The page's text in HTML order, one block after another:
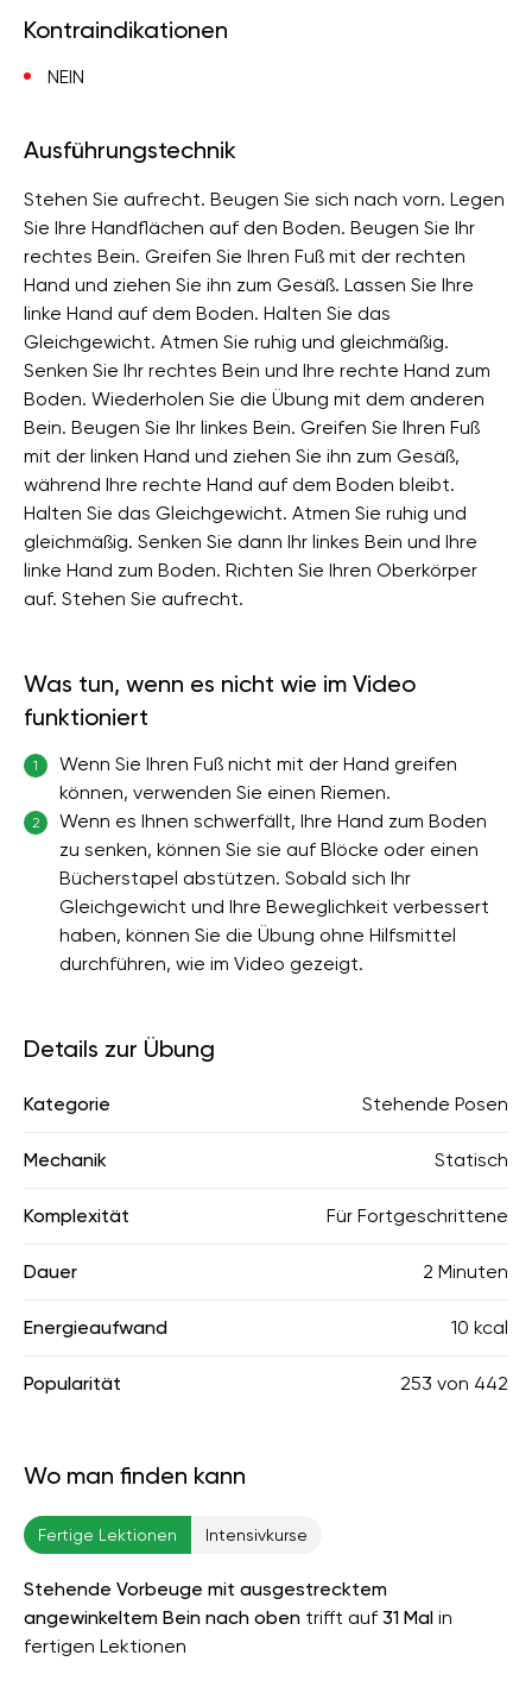
Kontraindikationen
NEIN
Ausführungstechnik
Stehen Sie aufrecht. Beugen Sie sich nach vorn. Legen
Sie Ihre Handflächen auf den Boden. Beugen Sie Ihr
rechtes Bein. Greifen Sie Ihren Fuß mit der rechten
Hand und ziehen Sie ihn zum Gesäß. Lassen Sie Ihre
linke Hand auf dem Boden. Halten Sie das
Gleichgewicht. Atmen Sie ruhig und gleichmäßig.
Senken Sie Ihr rechtes Bein und Ihre rechte Hand zum
Boden. Wiederholen Sie die Übung mit dem anderen
Bein. Beugen Sie Ihr linkes Bein. Greifen Sie Ihren Fuß
mit der linken Hand und ziehen Sie ihn zum Gesäß,
während Ihre rechte Hand auf dem Boden bleibt.
Halten Sie das Gleichgewicht. Atmen Sie ruhig und
gleichmäßig. Senken Sie dann Ihr linkes Bein und Ihre
linke Hand zum Boden. Richten Sie Ihren Oberkörper
auf. Stehen Sie aufrecht.
Was tun, wenn es nicht wie im Video
funktioniert
1
Wenn Sie Ihren Fuß nicht mit der Hand greifen
können, verwenden Sie einen Riemen.
2
Wenn es Ihnen schwerfällt, Ihre Hand zum Boden
zu senken, können Sie sie auf Blöcke oder einen
Bücherstapel abstützen. Sobald sich Ihr
Gleichgewicht und Ihre Beweglichkeit verbessert
haben, können Sie die Übung ohne Hilfsmittel
durchführen, wie im Video gezeigt.
Details zur Übung
Kategorie Stehende Posen
Mechanik Statisch
Komplexität Für Fortgeschrittene
Dauer 2 Minuten
Energieaufwand 10 kcal
Popularität 253 von 442
Wo man finden kann
Fertige Lektionen Intensivkurse
Stehende Vorbeuge mit ausgestrecktem
angewinkeltem Bein nach oben trifft auf 31 Mal in
fertigen Lektionen